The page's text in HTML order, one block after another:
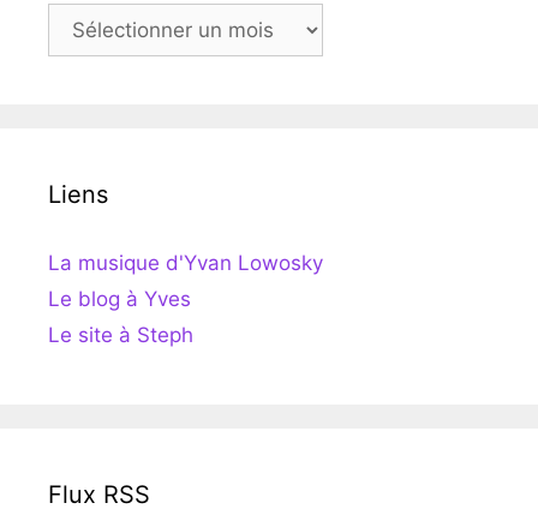
Archives
Liens
La musique d'Yvan Lowosky
Le blog à Yves
Le site à Steph
Flux RSS